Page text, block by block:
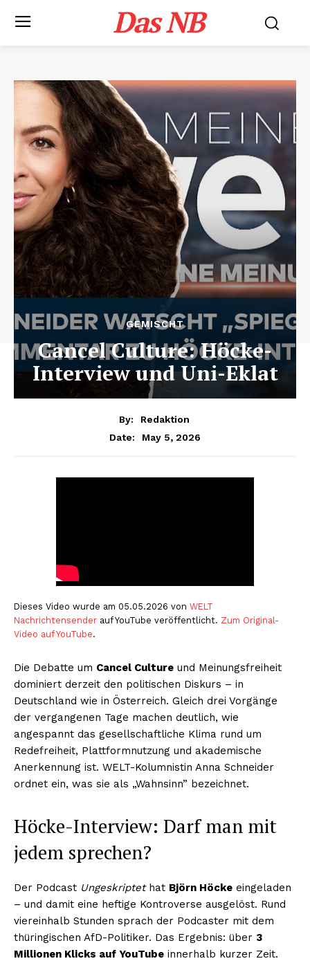
Das NB
GEMISCHT
Cancel Culture: Höcke-
Interview und Uni-Eklat
By:
Redaktion
Date:
May 5, 2026
Dieses Video wurde am 05.05.2026 von WELT
Nachrichtensender auf YouTube veröffentlicht. Zum Original-
Video auf YouTube.
Die Debatte um Cancel Culture und Meinungsfreiheit
dominiert derzeit den politischen Diskurs – in
Deutschland wie in Österreich. Gleich drei Vorgänge
der vergangenen Tage machen deutlich, wie
angespannt das gesellschaftliche Klima rund um
Redefreiheit, Plattformnutzung und akademische
Anerkennung ist. WELT-Kolumnistin Anna Schneider
ordnet ein, was sie als „Wahnsinn” bezeichnet.
Höcke-Interview: Darf man mit
jedem sprechen?
Der Podcast Ungeskriptethat Björn Höcke eingeladen
– und damit eine heftige Kontroverse ausgelöst. Rund
viereinhalb Stunden sprach der Podcaster mit dem
thüringischen AfD-Politiker. Das Ergebnis: über 3
Millionen Klicks auf YouTube innerhalb kurzer Zeit.